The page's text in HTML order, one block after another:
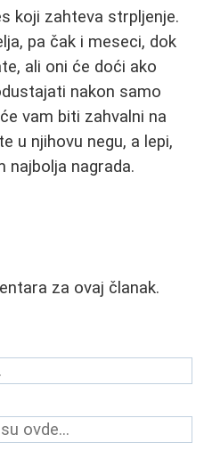
koji zahteva strpljenje.
pa čak i meseci, dok
ali oni će doći ako
nakon samo
vam biti zahvalni na
u njihovu negu, a lepi,
najbolja nagrada.
za ovaj članak.